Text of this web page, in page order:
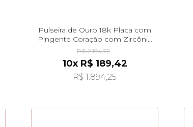
Pulseira de Ouro 18k Placa com
Pingente Coração com Zircônia
pu06065
R$ 2.104,72
10x R$ 189,42
R$ 1.894,25